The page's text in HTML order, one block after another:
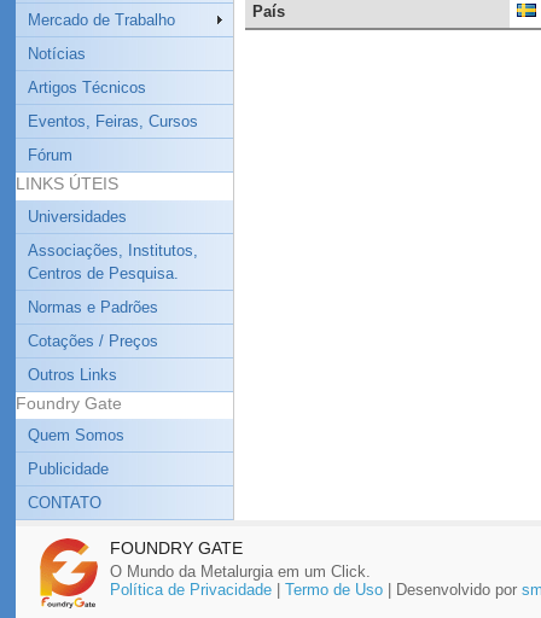
Mercado de Trabalho
Notícias
Artigos Técnicos
Eventos, Feiras, Cursos
Fórum
LINKS ÚTEIS
Universidades
Associações, Institutos,
Centros de Pesquisa.
Normas e Padrões
Cotações / Preços
Outros Links
Foundry Gate
Quem Somos
Publicidade
CONTATO
País
FOUNDRY GATE
O Mundo da Metalurgia em um Click.
Política de Privacidade| Termo de Uso| Desenvolvido por